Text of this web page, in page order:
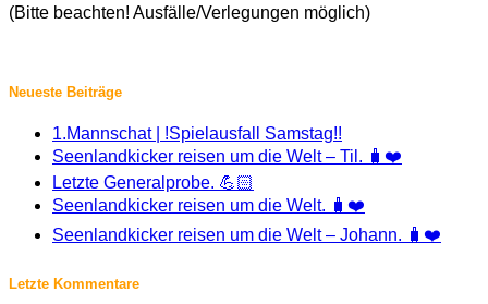
(Bitte beachten! Ausfälle/Verlegungen möglich)
Neueste Beiträge
1.Mannschat | !Spielausfall Samstag!!
Seenlandkicker reisen um die Welt – Til. 🧳❤️
Letzte Generalprobe. 💪🏻
Seenlandkicker reisen um die Welt. 🧳❤️
Seenlandkicker reisen um die Welt – Johann. 🧳❤️
Letzte Kommentare